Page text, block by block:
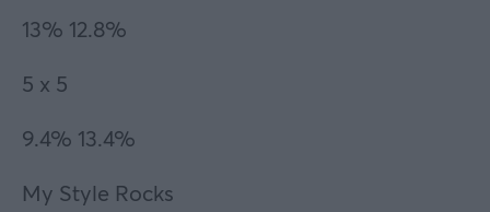
13% 12.8%
5 x 5
9.4% 13.4%
My Style Rocks